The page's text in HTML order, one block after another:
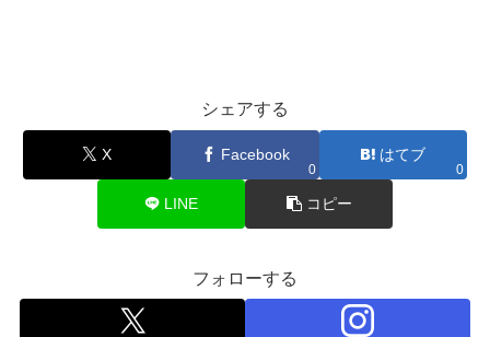
シェアする
X Facebook
0
はてブ
0
LINE コピー
フォローする